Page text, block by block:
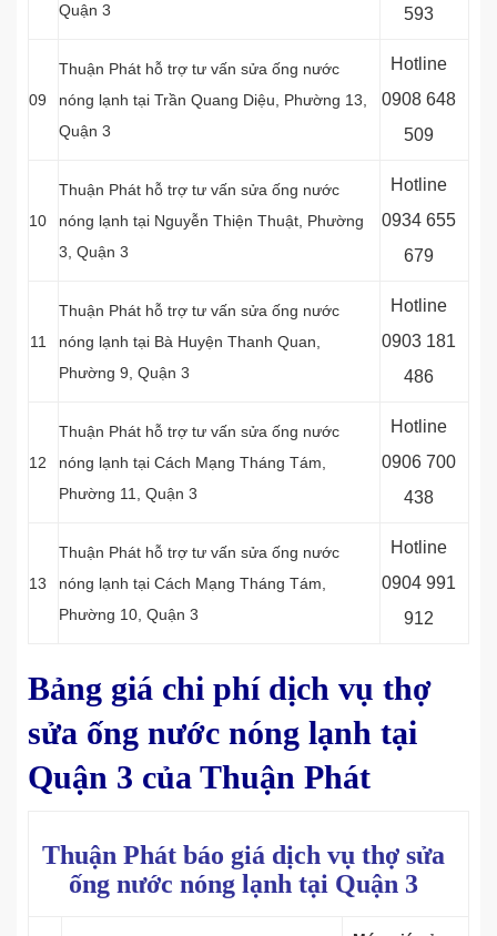
Quận 3
593
09
Thuận Phát hỗ trợ tư vấn sửa ống nước
nóng lạnh tại Trần Quang Diệu, Phường 13,
Quận 3
Hotline
0908 648
509
10
Thuận Phát hỗ trợ tư vấn sửa ống nước
nóng lạnh tại Nguyễn Thiện Thuật, Phường
3, Quận 3
Hotline
0934 655
679
11
Thuận Phát hỗ trợ tư vấn sửa ống nước
nóng lạnh tại Bà Huyện Thanh Quan,
Phường 9, Quận 3
Hotline
0903 181
486
12
Thuận Phát hỗ trợ tư vấn sửa ống nước
nóng lạnh tại Cách Mạng Tháng Tám,
Phường 11, Quận 3
Hotline
0906 700
438
13
Thuận Phát hỗ trợ tư vấn sửa ống nước
nóng lạnh tại Cách Mạng Tháng Tám,
Phường 10, Quận 3
Hotline
0904 991
912
Bảng giá chi phí dịch vụ thợ
sửa ống nước nóng lạnh tại
Quận 3 của Thuận Phát
Thuận Phát báo giá dịch vụ thợ sửa
ống nước nóng lạnh tại Quận 3